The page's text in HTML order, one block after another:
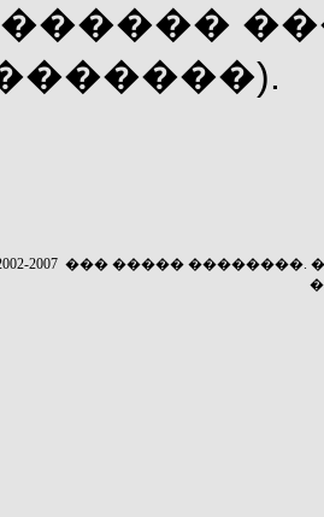
2007 ��� ����� ��������.